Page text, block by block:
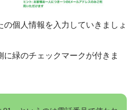
の個人情報を入力していきましょ
に緑のチェックマークが付きま